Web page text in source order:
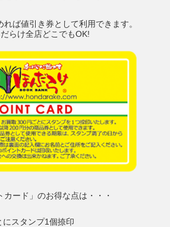
れば値引き券として利用できます。
らけ全店どこでもOK!
カード」のお得な点は・・・
スタンプ1個捺印